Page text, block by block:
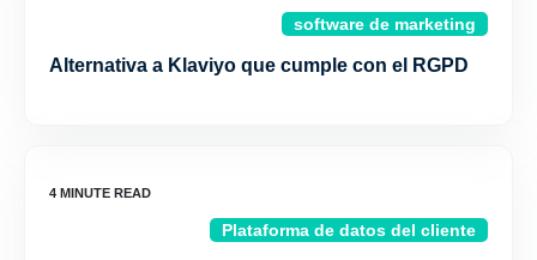
software de marketing
Alternativa a Klaviyo que cumple con el RGPD
Plataforma de datos del cliente